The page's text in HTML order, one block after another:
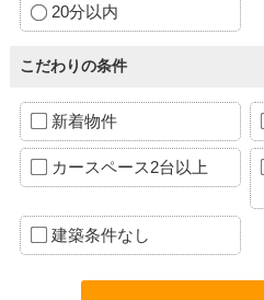
20分以内
こだわりの条件
新着物件
カースペース2台以上
建築条件なし